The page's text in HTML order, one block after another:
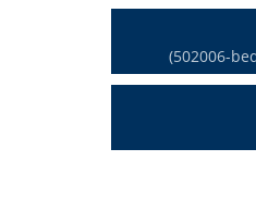
(502006-